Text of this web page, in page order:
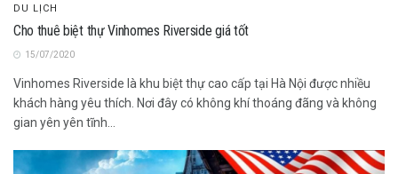
DU LỊCH
Cho thuê biệt thự Vinhomes Riverside giá tốt
15/07/2020
Vinhomes Riverside là khu biệt thự cao cấp tại Hà Nội được nhiều
khách hàng yêu thích. Nơi đây có không khí thoáng đãng và không
gian yên yên tĩnh...